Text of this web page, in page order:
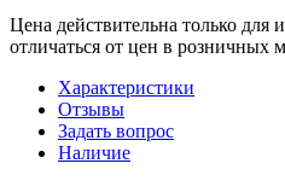
Цена действительна только для
отличаться от цен в розничных
Характеристики
Отзывы
Задать вопрос
Наличие